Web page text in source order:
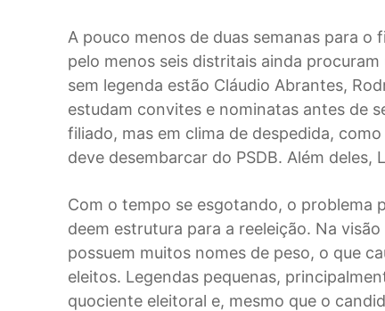
A pouco menos de duas semanas para
pelo menos seis distritais ainda
sem legenda estão Cláudio Abrantes,
estudam convites e nominatas antes de
filiado, mas em clima de despedida,
deve desembarcar do PSDB. Além deles,
Com o tempo se esgotando, o problema
deem estrutura para a reeleição. Na
possuem muitos nomes de peso, o que
eleitos. Legendas pequenas,
quociente eleitoral e, mesmo que o